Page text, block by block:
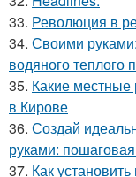
33. Революция в
34. Своими
водяного теплого
35. Какие
в Кирове
36. Создай
руками:
37. Как